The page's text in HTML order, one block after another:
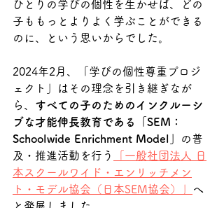
ひとりの学びの個性を生かせば、どの
子ももっとよりよく学ぶことができる
のに、という思いからでした。
2024年2月、「学びの個性尊重プロジ
ェクト」はその理念を引き継ぎなが
ら、 すべての子のためのインクルーシ
ブな才能伸長教育である「SEM：
Schoolwide Enrichment Model」
の普
及・推進活動を行う
「一般社団法人 日
本スクールワイド・エンリッチメン
ト・モデル協会（日本SEM協会）」
へ
と発展しました。